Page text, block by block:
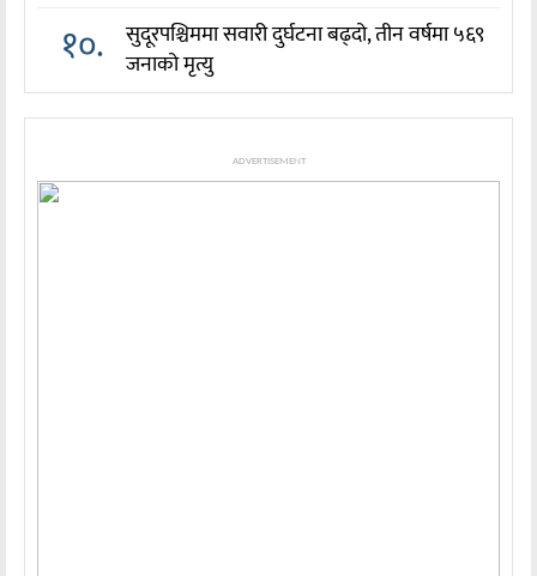
१०.
सुदूरपश्चिममा सवारी दुर्घटना बढ्दो, तीन वर्षमा ५६९
जनाको मृत्यु
ADVERTISEMENT